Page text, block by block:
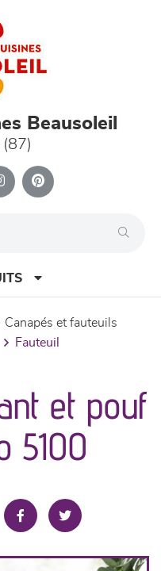
Beausoleil
(87)
canapés et fauteuils
fauteuil
et pouf
5100